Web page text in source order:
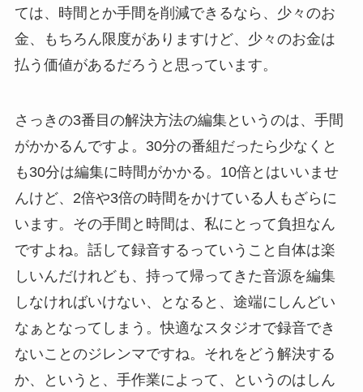
ては、時間とか手間を削減できるなら、少々のお
金、もちろん限度がありますけど、少々のお金は
払う価値があるだろうと思っています。
さっきの3番目の解決方法の編集というのは、手間
がかかるんですよ。30分の番組だったら少なくと
も30分は編集に時間がかかる。10倍とはいいませ
んけど、2倍や3倍の時間をかけている人もざらに
います。その手間と時間は、私にとって負担なん
ですよね。話して録音するっていうこと自体は楽
しいんだけれども、持って帰ってきた音源を編集
しなければいけない、となると、途端にしんどい
なぁとなってしまう。快適なスタジオで録音でき
ないことのジレンマですね。それをどう解決する
か、というと、手作業によって、というのはしん